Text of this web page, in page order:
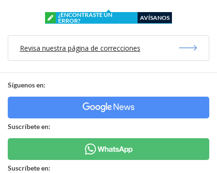
¿ENCONTRASTE UN
ERROR?
AVÍSANOS
Revisa nuestra página de correcciones
Síguenos en:
Suscríbete en:
Suscríbete en: